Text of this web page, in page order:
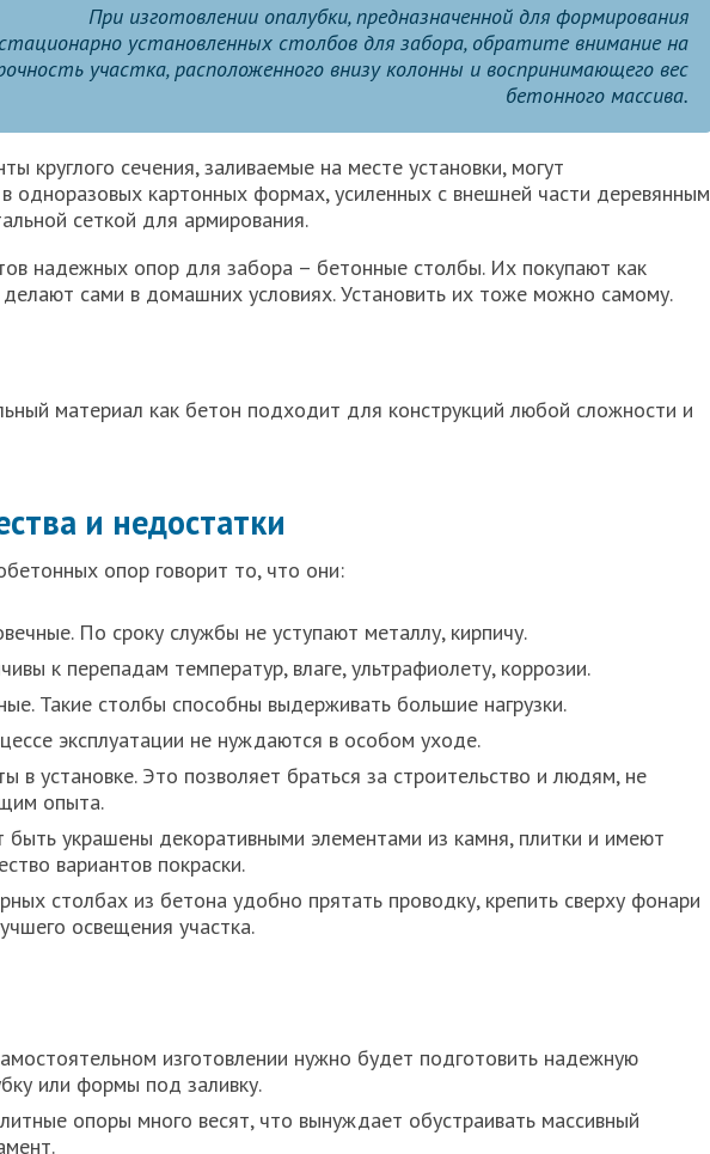
При изготовлении опалубки, предназначенной для формирования
стационарно установленных столбов для забора, обратите внимание на
участка, расположенного внизу колонны и воспринимающего вес
бетонного массива.
круглого сечения, заливаемые на месте установки, могут
одноразовых картонных формах, усиленных с внешней части деревянным
сеткой для армирования.
надежных опор для забора – бетонные столбы. Их покупают как
делают сами в домашних условиях. Установить их тоже можно самому.
материал как бетон подходит для конструкций любой сложности и
и недостатки
опор говорит то, что они:
По сроку службы не уступают металлу, кирпичу.
к перепадам температур, влаге, ультрафиолету, коррозии.
Такие столбы способны выдерживать большие нагрузки.
эксплуатации не нуждаются в особом уходе.
в установке. Это позволяет браться за строительство и людям, не
опыта.
быть украшены декоративными элементами из камня, плитки и имеют
вариантов покраски.
столбах из бетона удобно прятать проводку, крепить сверху фонари
освещения участка.
изготовлении нужно будет подготовить надежную
или формы под заливку.
опоры много весят, что вынуждает обустраивать массивный